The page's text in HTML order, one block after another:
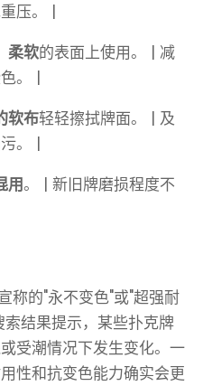
压。 |
柔软的表面上使用。 | 减
。 |
软布轻轻擦拭牌面。 | 及
。 |
用。 | 新旧牌磨损程度不
称的"永不变色"或"超强耐
结果提示，某些扑克牌
受潮情况下发生变化。一
性和抗变色能力确实会更